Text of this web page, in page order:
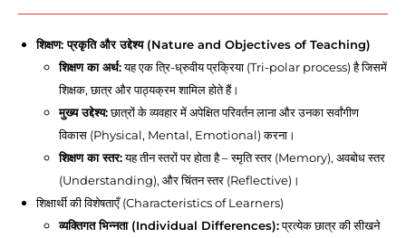
शिक्षण: प्रकृति और उद्देश्य (Nature and Objectives of Teaching)
शिक्षण का अर्थ:यह एक त्रि-ध्रुवीय प्रक्रिया (Tri-polar process) है जिसमें
शिक्षक, छात्र और पाठ्यक्रम शामिल होते हैं।
मुख्य उद्देश्य:छात्रों के व्यवहार में अपेक्षित परिवर्तन लाना और उनका सर्वांगीण
विकास (Physical, Mental, Emotional) करना।
शिक्षण का स्तर:यह तीन स्तरों पर होता है – स्मृति स्तर (Memory), अवबोध स्तर
(Understanding), और चिंतन स्तर (Reflective)।
शिक्षार्थी की विशेषताएँ (Characteristics of Learners)
व्यक्तिगत भिन्नता (Individual Differences):प्रत्येक छात्र की सीखने